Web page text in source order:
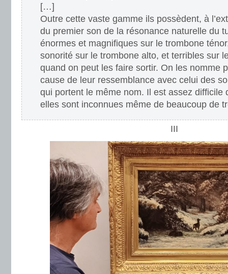
[…]
Outre cette vaste gamme ils possèdent, à
du premier son de la résonance naturelle du
énormes et magnifiques sur le trombone
sonorité sur le trombone alto, et terribles sur
quand on peut les faire sortir. On les nomme
cause de leur ressemblance avec celui des
qui portent le même nom. Il est assez difficile
elles sont inconnues même de beaucoup de
III